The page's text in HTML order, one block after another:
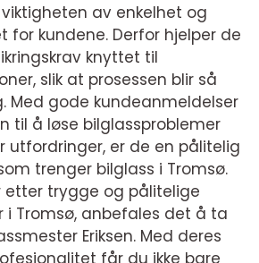
av enkelhet og
for kundene. Derfor hjelper de
knyttet til
slik at prosessen blir så
Med gode kundeanmeldelser
til å løse bilglassproblemer
utfordringer, er de en pålitelig
trenger bilglass i Tromsø.
etter trygge og pålitelige
i Tromsø, anbefales det å ta
Eriksen. Med deres
får du ikke bare